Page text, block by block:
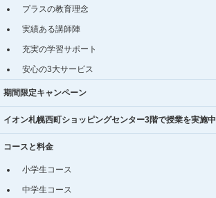
プラスの教育理念
実績ある講師陣
充実の学習サポート
安心の3大サービス
期間限定キャンペーン
イオン札幌西町ショッピングセンター3階で授業を実施中
コースと料金
小学生コース
中学生コース